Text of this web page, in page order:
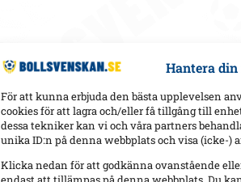
Hantera
För att kunna erbjuda den bästa upplevelsen
cookies för att lagra och/eller få tillgång till
dessa tekniker kan vi och våra partners
unika ID:n på denna webbplats och visa (icke-)
Klicka nedan för att godkänna ovanstående